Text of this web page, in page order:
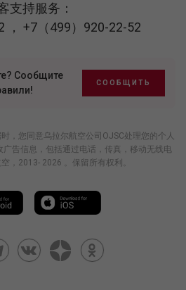
支持服务：
， +7（499）920-22-52
Сообщите
СООБЩИТЬ
，您同意乌拉尔航空公司OJSC处理您的个人
告信息，包括通过电话，传真，移动无线电
，2013- 2026 。保留所有权利。